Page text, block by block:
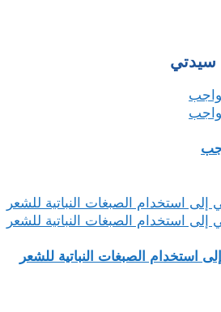
سيدتي
استخدام الصبغات النباتية للشعر